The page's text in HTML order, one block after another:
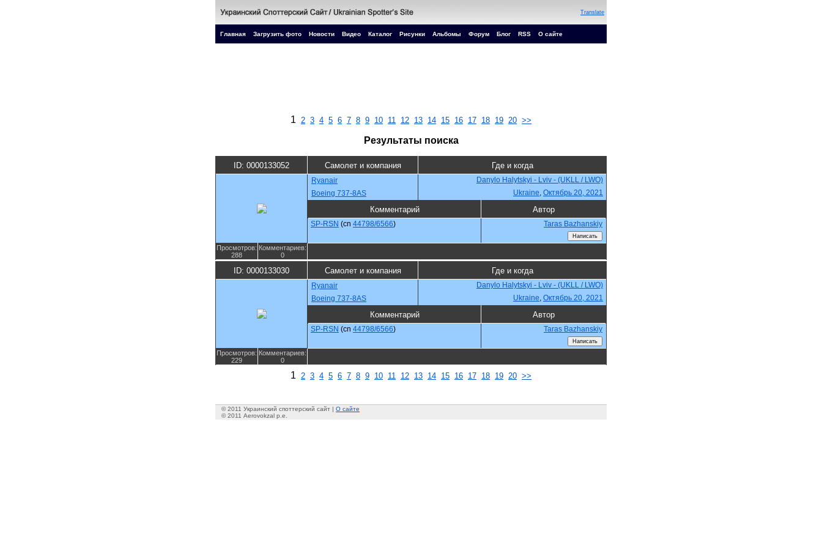
Translate
Главная Загрузить фото Новости Видео Каталог Рисунки Альбомы Форум Блог RSS О сайте
1 2 3 4 5 6 7 8 9 10 11 12 13 14 15 16 17 18 19 20 >>
Результаты поиска
ID: 0000133052 Самолет и компания Где и когда
Ryanair
Danylo Halytskyi - Lviv - (UKLL / LWO)
Boeing 737-8AS
Ukraine, Октябрь 20, 2021
Комментарий Автор
SP-RSN (cn 44798/6566) Taras Bazhanskiy
Просмотров:
288
Комментариев:
0
ID: 0000133030 Самолет и компания Где и когда
Ryanair
Danylo Halytskyi - Lviv - (UKLL / LWO)
Boeing 737-8AS
Ukraine, Октябрь 20, 2021
Комментарий Автор
SP-RSN (cn 44798/6566) Taras Bazhanskiy
Просмотров:
229
Комментариев:
0
1 2 3 4 5 6 7 8 9 10 11 12 13 14 15 16 17 18 19 20 >>
© 2011 Украинский споттерский сайт | О сайте
© 2011 Aerovokzal p.e.